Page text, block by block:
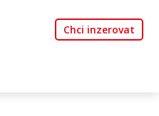
Chci inzerovat